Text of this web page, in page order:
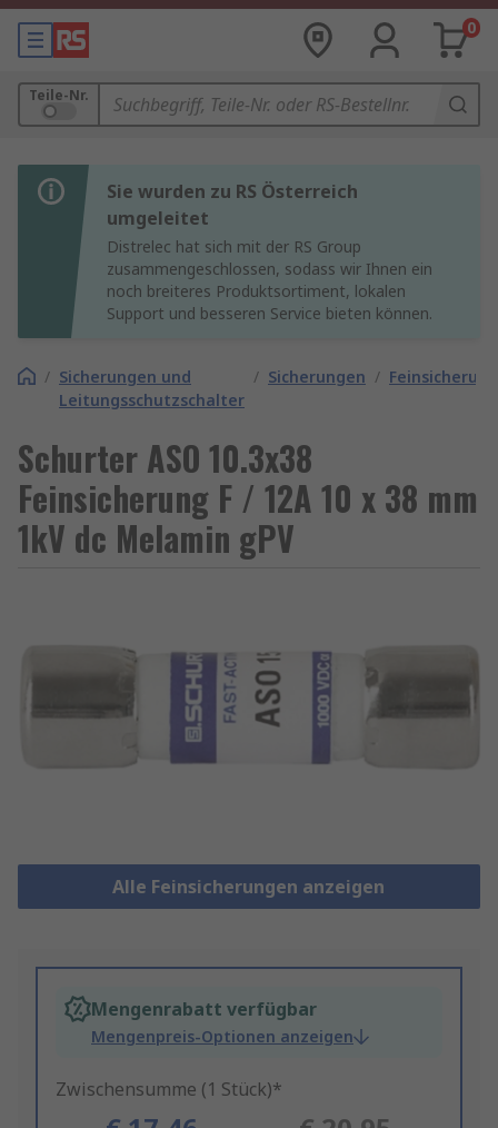
0
Teile-Nr.
Sie wurden zu RS Österreich
umgeleitet
Distrelec hat sich mit der RS Group
zusammengeschlossen, sodass wir Ihnen ein
noch breiteres Produktsortiment, lokalen
Support und besseren Service bieten können.
/ Sicherungen und
Leitungsschutzschalter
/ Sicherungen /
Schurter ASO 10.3x38
Feinsicherung F / 12A 10 x 38 mm
1kV dc Melamin gPV
Alle Feinsicherungen anzeigen
Mengenrabatt verfügbar
Mengenpreis-Optionen anzeigen
Zwischensumme (1 Stück)*